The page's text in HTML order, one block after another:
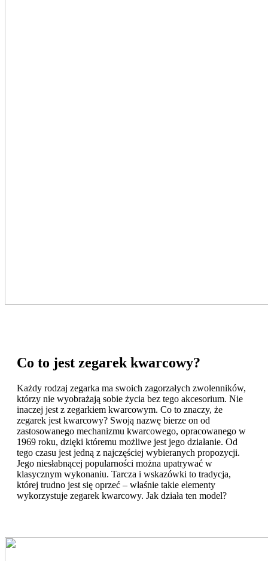
Co to jest zegarek kwarcowy?
Każdy rodzaj zegarka ma swoich zagorzałych zwolenników,
którzy nie wyobrażają sobie życia bez tego akcesorium. Nie
inaczej jest z zegarkiem kwarcowym. Co to znaczy, że
zegarek jest kwarcowy? Swoją nazwę bierze on od
zastosowanego mechanizmu kwarcowego, opracowanego w
1969 roku, dzięki któremu możliwe jest jego działanie. Od
tego czasu jest jedną z najczęściej wybieranych propozycji.
Jego niesłabnącej popularności można upatrywać w
klasycznym wykonaniu. Tarcza i wskazówki to tradycja,
której trudno jest się oprzeć – właśnie takie elementy
wykorzystuje zegarek kwarcowy. Jak działa ten model?